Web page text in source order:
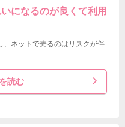
になるのが良くて利用
、ネットで売るのはリスクが伴
読む